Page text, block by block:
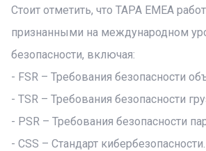
Стоит отметить, что TAPA EMEA
признанными на международном
безопасности, включая:
- FSR – Требования безопасности
- TSR – Требования безопасности
- PSR – Требования безопасности
- CSS – Стандарт кибербезопасности.